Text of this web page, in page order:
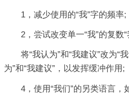
1，减少使用的“我”字的频率;
2，尝试改变单一“我”的复数“
将“我认为”和“我建议”改为“
为”和“我建议”，以发挥缓冲作用;
4，使用“我们”的另类语言，